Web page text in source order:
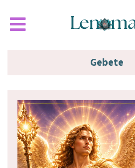
Gebete